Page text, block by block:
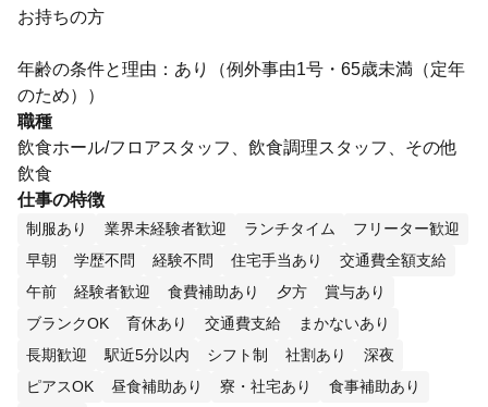
お持ちの方
年齢の条件と理由：あり（例外事由1号・65歳未満（定年
のため））
職種
飲食ホール/フロアスタッフ、飲食調理スタッフ、その他
飲食
仕事の特徴
制服あり 業界未経験者歓迎 ランチタイム
フリーター歓迎
早朝
学歴不問 経験不問 住宅手当あり
交通費全額支給
午前
経験者歓迎 食費補助あり 夕方
賞与あり
ブランクOK
育休あり 交通費支給
まかないあり
長期歓迎
駅近5分以内 シフト制 社割あり
深夜
ピアスOK
昼食補助あり 寮・社宅あり
食事補助あり